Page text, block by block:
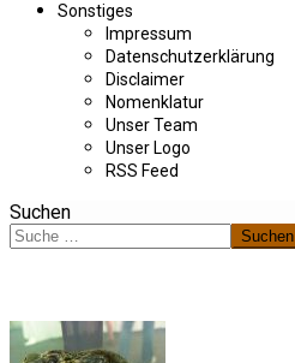
Sonstiges
Impressum
Datenschutzerklärung
Disclaimer
Nomenklatur
Unser Team
Unser Logo
RSS Feed
Suchen
Suchen